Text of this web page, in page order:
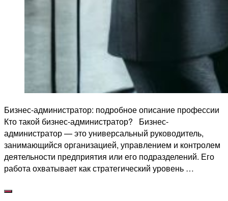
Бизнес-администратор: подробное описание профессии
Кто такой бизнес-администратор? Бизнес-
администратор — это универсальный руководитель,
занимающийся организацией, управлением и контролем
деятельности предприятия или его подразделений. Его
работа охватывает как стратегический уровень …